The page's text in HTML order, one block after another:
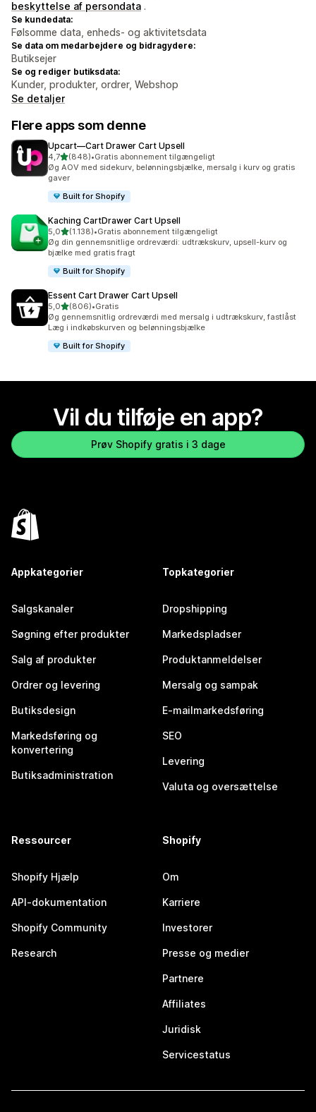
beskyttelse af persondata .
Se kundedata:
Følsomme data, enheds- og aktivitetsdata
Se data om medarbejdere og bidragydere:
Butiksejer
Se og rediger butiksdata:
Kunder, produkter, ordrer, Webshop
Se detaljer
Flere apps som denne
Upcart—Cart Drawer Cart Upsell
4,7ud af 5 stjerner
(848)
848 anmeldelser i alt
•Gratis abonnement tilgængeligt
Øg AOV med sidekurv, belønningsbjælke, mersalg i kurv og gratis
gaver
Built for Shopify
Kaching CartDrawer Cart Upsell
5,0ud af 5 stjerner
(1.138)
1138 anmeldelser i alt
•Gratis abonnement tilgængeligt
Øg din gennemsnitlige ordreværdi: udtrækskurv, upsell-kurv og
bjælke med gratis fragt
Built for Shopify
Essent Cart Drawer Cart Upsell
5,0ud af 5 stjerner
(806)
806 anmeldelser i alt
•Gratis
Øg gennemsnitlig ordreværdi med mersalg i udtrækskurv, fastlåst
Læg i indkøbskurven og belønningsbjælke
Built for Shopify
Vil du tilføje en app?
Prøv Shopify gratis i 3 dage
Appkategorier
Salgskanaler
Søgning efter produkter
Salg af produkter
Ordrer og levering
Butiksdesign
Markedsføring og
konvertering
Butiksadministration
Topkategorier
Dropshipping
Markedspladser
Produktanmeldelser
Mersalg og sampak
E-mailmarkedsføring
SEO
Levering
Valuta og oversættelse
Ressourcer
Shopify Hjælp
API-dokumentation
Shopify Community
Research
Shopify
Om
Karriere
Investorer
Presse og medier
Partnere
Affiliates
Juridisk
Servicestatus